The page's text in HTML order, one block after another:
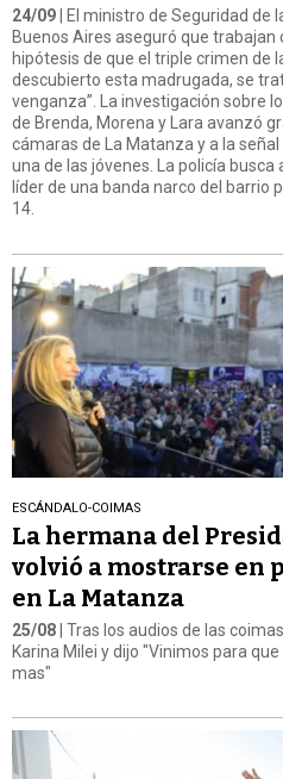
24/09 | El ministro de Seguridad de
Buenos Aires aseguró que trabajan
hipótesis de que el triple crimen de
descubierto esta madrugada, se
venganza”. La investigación sobre
de Brenda, Morena y Lara avanzó
cámaras de La Matanza y a la señal
una de las jóvenes. La policía busca
líder de una banda narco del barrio
14.
ESCÁNDALO-COIMAS
La hermana del
volvió a mostrarse en
en La Matanza
25/08| Tras los audios de las
Karina Milei y dijo "Vinimos para
mas"